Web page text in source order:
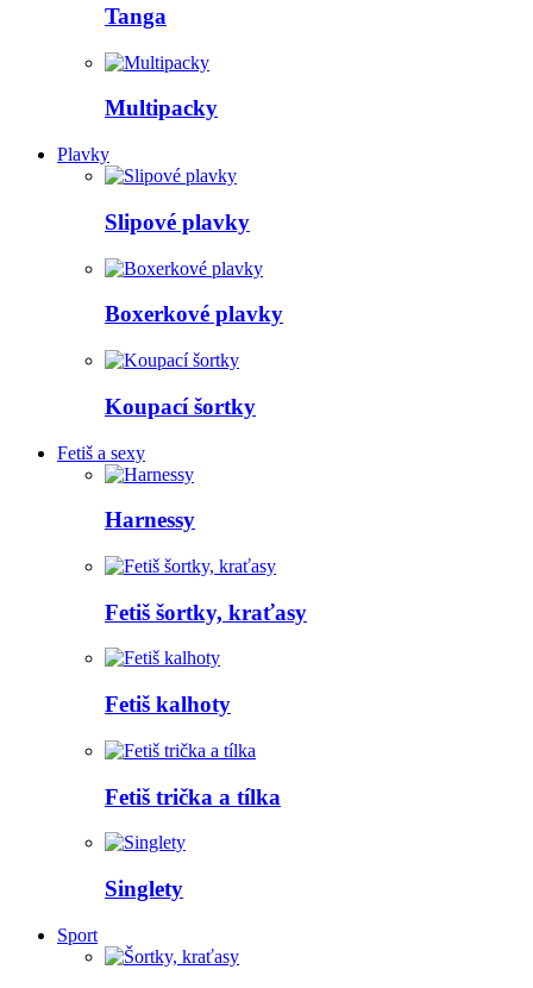
Tanga
Multipacky
Plavky
Slipové plavky
Boxerkové plavky
Koupací šortky
Fetiš a sexy
Harnessy
Fetiš šortky, kraťasy
Fetiš kalhoty
Fetiš trička a tílka
Singlety
Sport